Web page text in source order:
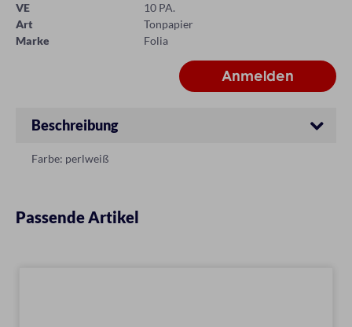
VE
10 PA.
Art
Tonpapier
Marke
Folia
Beschreibung
Farbe: perlweiß
Passende Artikel